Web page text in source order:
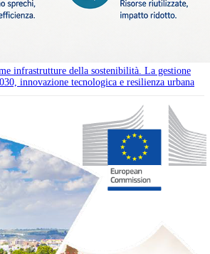
infrastrutture della sostenibilità. La gestione
innovazione tecnologica e resilienza urbana